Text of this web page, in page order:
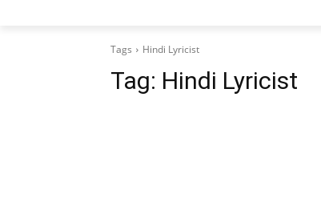
Tags Hindi Lyricist
Tag: Hindi Lyricist